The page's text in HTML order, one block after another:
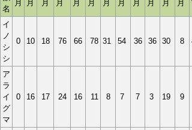
名
月
月
月
月
月
月
月
月
月
月
月
月
イ
ノ
シ
シ
0 10 18 76 66 78 31 54 36 36 30 8
ア
ラ
イ
グ
マ
0 16 17 24 16 11 8 7 7 3 19 9